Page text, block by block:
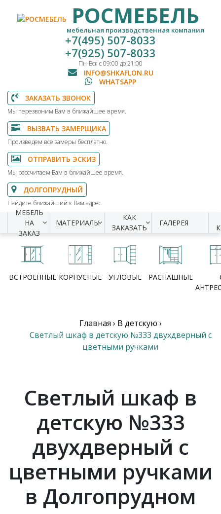
РОСМЕБЕЛЬ
мебельная производственная компания
+7(495) 507-8033
+7(925) 507-8033
Пн-Вск с 09:00 до 21:00
INFO@SHKAFLON.RU
WHATSAPP
ЗАКАЗАТЬ ЗВОНОК
Мы перезвоним Вам в ближайшее время.
ВЫЗВАТЬ ЗАМЕРЩИКА
Произведем все замеры бесплатно.
ОТПРАВИТЬ ЭСКИЗ
Мы рассчитаем Вам в ближайшее время.
ДОЛГОПРУДНЫЙ
Найдите ближайший к Вам адрес.
МЕБЕЛЬ
НА
ЗАКАЗ
МАТЕРИАЛЫ
КАК
ЗАКАЗАТЬ
ГАЛЕРЕЯ
ВСТРОЕННЫЕ КОРПУСНЫЕ УГЛОВЫЕ РАСПАШНЫЕ
Главная › В детскую ›
Светлый шкаф в детскую №333 двухдверный с
цветными ручками
Светлый шкаф в
детскую №333
двухдверный с
цветными ручками
в Долгопрудном